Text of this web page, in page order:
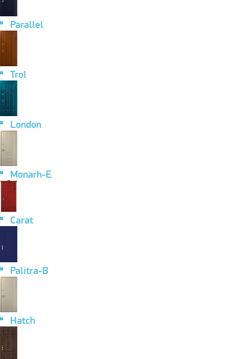
Parallel
Trol
London
Monarh-E
Carat
Palitra-B
Hatch